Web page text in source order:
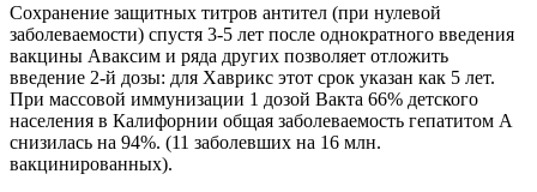
Сохранение защитных титров антител (при нулевой
заболеваемости) спустя 3-5 лет после однократного введения
вакцины Аваксим и ряда других позволяет отложить
введение 2-й дозы: для Хаврикс этот срок указан как 5 лет.
При массовой иммунизации 1 дозой Вакта 66% детского
населения в Калифорнии общая заболеваемость гепатитом А
снизилась на 94%. (11 заболевших на 16 млн.
вакцинированных).